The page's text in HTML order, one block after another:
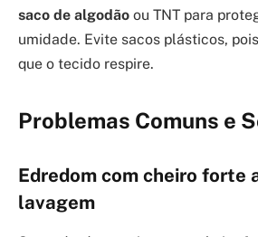
saco de algodão ou TNT para
umidade. Evite sacos plásticos,
que o tecido respire.
Problemas Comuns e
Edredom com cheiro forte
lavagem